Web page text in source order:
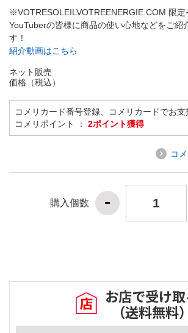
※VOTRESOLEILVOTREENERGIE.COM 限定
YouTuberの皆様に商品の使い心地などをご紹
す！
紹介動画はこちら
ネット販売
価格（税込）
コメリカード番号登録、コメリカードでお支
コメリポイント ： 2ポイント獲得
コ
購入個数
お店で受け
（送料無料）